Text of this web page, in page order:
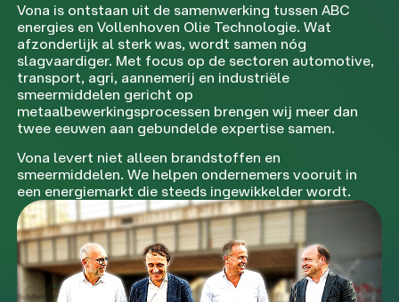
Vona is ontstaan uit de samenwerking tussen ABC
energies en Vollenhoven Olie Technologie. Wat
afzonderlijk al sterk was, wordt samen nóg
slagvaardiger. Met focus op de sectoren automotive,
transport, agri, aannemerij en industriële
smeermiddelen gericht op
metaalbewerkingsprocessen brengen wij meer dan
twee eeuwen aan gebundelde expertise samen.
Vona levert niet alleen brandstoffen en
smeermiddelen. We helpen ondernemers vooruit in
een energiemarkt die steeds ingewikkelder wordt.